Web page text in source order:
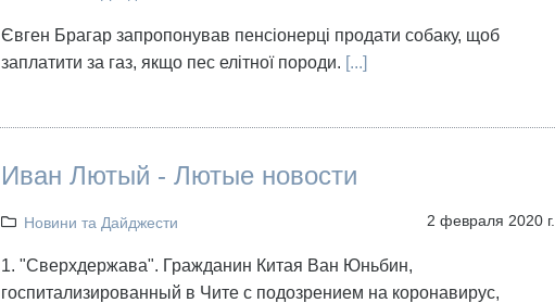
Євген Брагар запропонував пенсіонерці продати собаку, щоб
заплатити за газ, якщо пес елітної породи. [...]
Иван Лютый - Лютые новости
Новини та Дайджести 2 февраля 2020 г.
1. "Сверхдержава". Гражданин Китая Ван Юньбин,
госпитализированный в Чите с подозрением на коронавирус,